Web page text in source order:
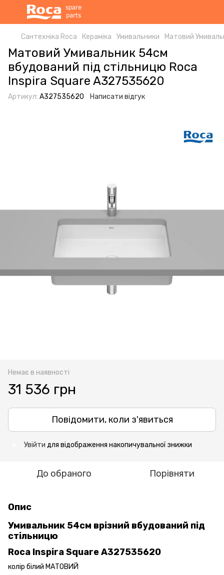
Сантехніка Roca Кераміка Умивальники Матовий
Матовий Умивальник 54см
вбудований під стільницю Roca
Inspira Square A327535620
Артикул: A327535620 Написати відгук
Немає в наявності
31 536 грн
Повідомити, коли з'явиться
Увійти для відображення накопичувальної знижки
До обраного Порівняти
Опис
Умивальник 54см врізний вбудований під
стільницю
Roca Inspira Square A327535620
колір білий МАТОВИЙ